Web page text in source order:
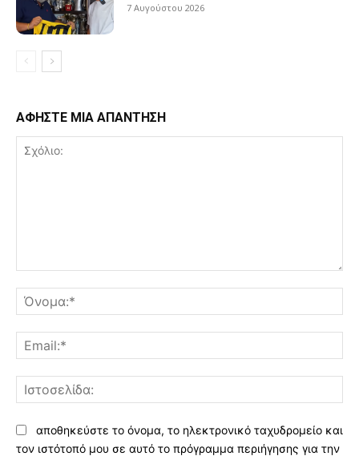
7 Αυγούστου 2026
ΑΦΗΣΤΕ ΜΙΑ ΑΠΑΝΤΗΣΗ
αποθηκεύστε το όνομα, το ηλεκτρονικό ταχυδρομείο και
τον ιστότοπό μου σε αυτό το πρόγραμμα περιήγησης για την